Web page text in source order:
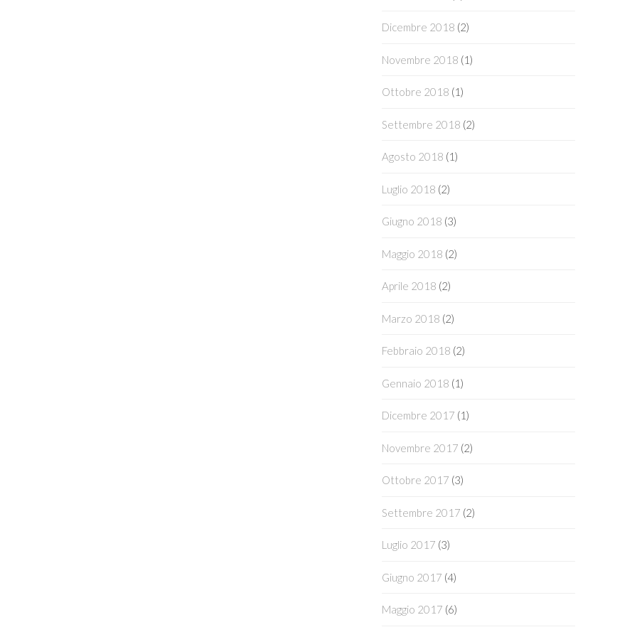
Dicembre 2018 (2)
Novembre 2018 (1)
Ottobre 2018 (1)
Settembre 2018 (2)
Agosto 2018 (1)
Luglio 2018 (2)
Giugno 2018 (3)
Maggio 2018 (2)
Aprile 2018 (2)
Marzo 2018 (2)
Febbraio 2018 (2)
Gennaio 2018 (1)
Dicembre 2017 (1)
Novembre 2017 (2)
Ottobre 2017 (3)
Settembre 2017 (2)
Luglio 2017 (3)
Giugno 2017 (4)
Maggio 2017 (6)